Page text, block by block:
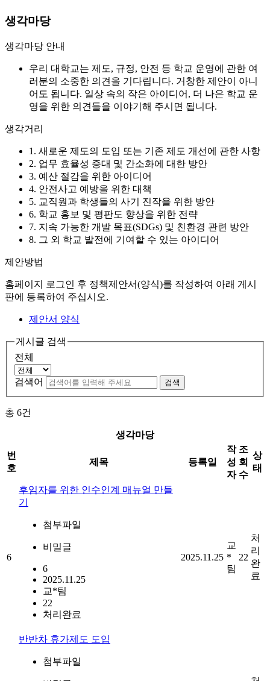
생각마당
생각마당 안내
우리 대학교는 제도, 규정, 안전 등 학교 운영에 관한 여
러분의 소중한 의견을 기다립니다. 거창한 제안이 아니
어도 됩니다. 일상 속의 작은 아이디어, 더 나은 학교 운
영을 위한 의견들을 이야기해 주시면 됩니다.
생각거리
1. 새로운 제도의 도입 또는 기존 제도 개선에 관한 사항
2. 업무 효율성 증대 및 간소화에 대한 방안
3. 예산 절감을 위한 아이디어
4. 안전사고 예방을 위한 대책
5. 교직원과 학생들의 사기 진작을 위한 방안
6. 학교 홍보 및 평판도 향상을 위한 전략
7. 지속 가능한 개발 목표(SDGs) 및 친환경 관련 방안
8. 그 외 학교 발전에 기여할 수 있는 아이디어
제안방법
홈페이지 로그인 후 정책제안서(양식)를 작성하여 아래 게시
판에 등록하여 주십시오.
제안서 양식
게시글 검색
전체
검색어 검색
총 6건
생각마당
번
호
제목 등록일
작
성
자
조
회
수
상
태
6
후임자를 위한 인수인계 매뉴얼 만들
기
첨부파일
비밀글
6
2025.11.25
교*팀
22
처리완료
2025.11.25
교
*
팀
22
처
리
완
료
반반차 휴가제도 도입
첨부파일